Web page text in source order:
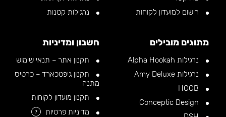
רישום למועדון לקוחות
נרגילות קטנות
מתוגים מובילים
נרגילות Alpha Hookah
נרגילות Amy Deluxe
חשבון ומדיניות
תקנון אתר – תנאי שימוש
תקנון גיפטכארד – כרטיס
מתנה
תקנון מועדון לקוחות
מדיניות פרטיות
?